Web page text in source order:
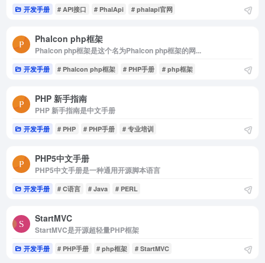
开发手册 # API接口 # PhalApi # phalapi官网
Phalcon php框架
Phalcon php框架是这个名为Phalcon php框架的网...
开发手册 # Phalcon php框架 # PHP手册 # php框架
PHP 新手指南
PHP 新手指南是中文手册
开发手册 # PHP # PHP手册 # 专业培训
PHP5中文手册
PHP5中文手册是一种通用开源脚本语言
开发手册 # C语言 # Java # PERL
StartMVC
StartMVC是开源超轻量PHP框架
开发手册 # PHP手册 # php框架 # StartMVC